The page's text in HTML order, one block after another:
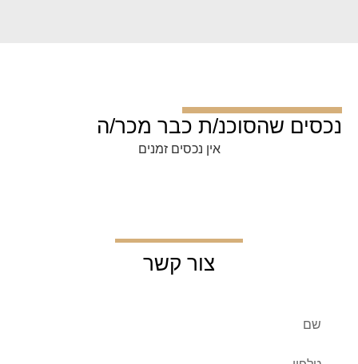
נכסים שהסוכנ/ת כבר מכר/ה
אין נכסים זמנים
צור קשר